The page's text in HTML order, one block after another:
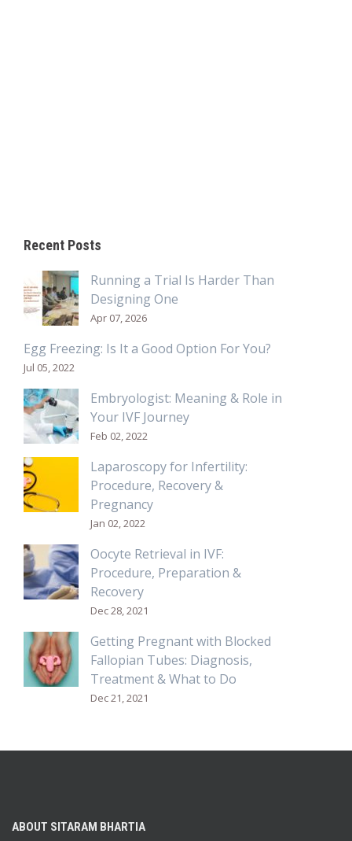
Recent Posts
Running a Trial Is Harder Than
Designing One
Apr 07, 2026
Egg Freezing: Is It a Good Option For You?
Jul 05, 2022
Embryologist: Meaning & Role in
Your IVF Journey
Feb 02, 2022
Laparoscopy for Infertility:
Procedure, Recovery &
Pregnancy
Jan 02, 2022
Oocyte Retrieval in IVF:
Procedure, Preparation &
Recovery
Dec 28, 2021
Getting Pregnant with Blocked
Fallopian Tubes: Diagnosis,
Treatment & What to Do
Dec 21, 2021
ABOUT SITARAM BHARTIA